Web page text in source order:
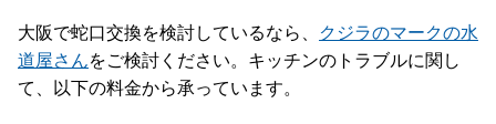
大阪で蛇口交換を検討しているなら、 クジラのマークの水
道屋さんをご検討ください。キッチンのトラブルに関し
て、以下の料金から承っています。